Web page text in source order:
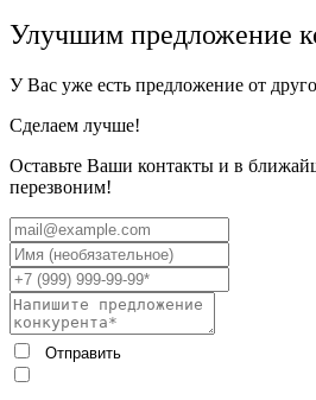
Улучшим предложение
У Вас уже есть предложение от
Сделаем лучше!
Оставьте Ваши контакты и в
перезвоним!